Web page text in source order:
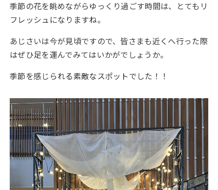
季節の花を眺めながらゆっくり過ごす時間は、とてもリ
フレッシュになりますね。
あじさいは今が見頃ですので、皆さまも近くへ行った際
はぜひ足を運んでみてはいかがでしょうか。
季節を感じられる素敵なスポットでした！！